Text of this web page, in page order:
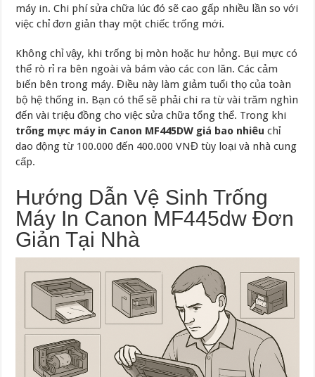
máy in. Chi phí sửa chữa lúc đó sẽ cao gấp nhiều lần so với
việc chỉ đơn giản thay một chiếc trống mới.
Không chỉ vậy, khi trống bị mòn hoặc hư hỏng. Bụi mực có
thể rò rỉ ra bên ngoài và bám vào các con lăn. Các cảm
biến bên trong máy. Điều này làm giảm tuổi thọ của toàn
bộ hệ thống in. Bạn có thể sẽ phải chi ra từ vài trăm nghìn
đến vài triệu đồng cho việc sửa chữa tổng thể. Trong khi
trống mực máy in Canon MF445DW giá bao nhiêu chỉ
dao động từ 100.000 đến 400.000 VNĐ tùy loại và nhà cung
cấp.
Hướng Dẫn Vệ Sinh Trống
Máy In Canon MF445dw Đơn
Giản Tại Nhà